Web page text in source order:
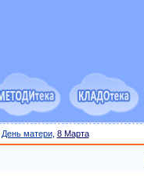
День матери, 8 Марта